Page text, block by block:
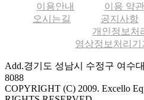
이용안내 이용 약관
오시는길
공지사항
개인정보처
영상정보처리
Add.경기도 성남시 수정구 여수
8088
COPYRIGHT (C) 2009. Excello